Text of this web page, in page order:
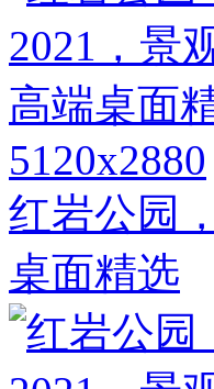
5120x2880
红岩公园
桌面精选